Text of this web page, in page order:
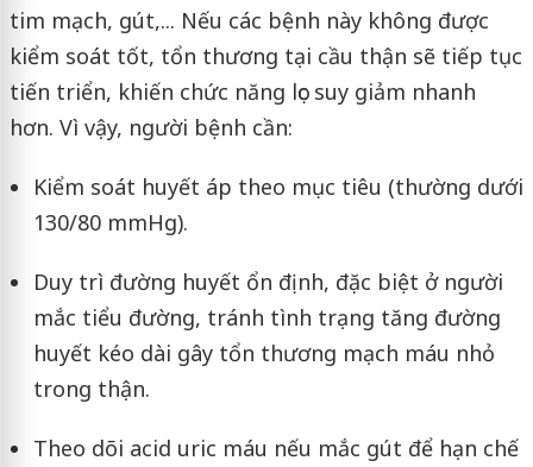
tim mạch, gút,... Nếu các bệnh này không được
kiểm soát tốt, tổn thương tại cầu thận sẽ tiếp tục
tiến triển, khiến chức năng lọc suy giảm nhanh
hơn. Vì vậy, người bệnh cần:
Kiểm soát huyết áp theo mục tiêu (thường dưới
130/80 mmHg).
Duy trì đường huyết ổn định, đặc biệt ở người
mắc tiểu đường, tránh tình trạng tăng đường
huyết kéo dài gây tổn thương mạch máu nhỏ
trong thận.
Theo dõi acid uric máu nếu mắc gút để hạn chế